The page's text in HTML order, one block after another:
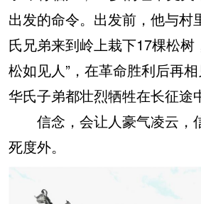
出发的命令。出发前，他与村
氏兄弟来到岭上栽下17棵松树
松如见人”，在革命胜利后再
华氏子弟都壮烈牺牲在长征途
信念，会让人豪气凌云，
死度外。